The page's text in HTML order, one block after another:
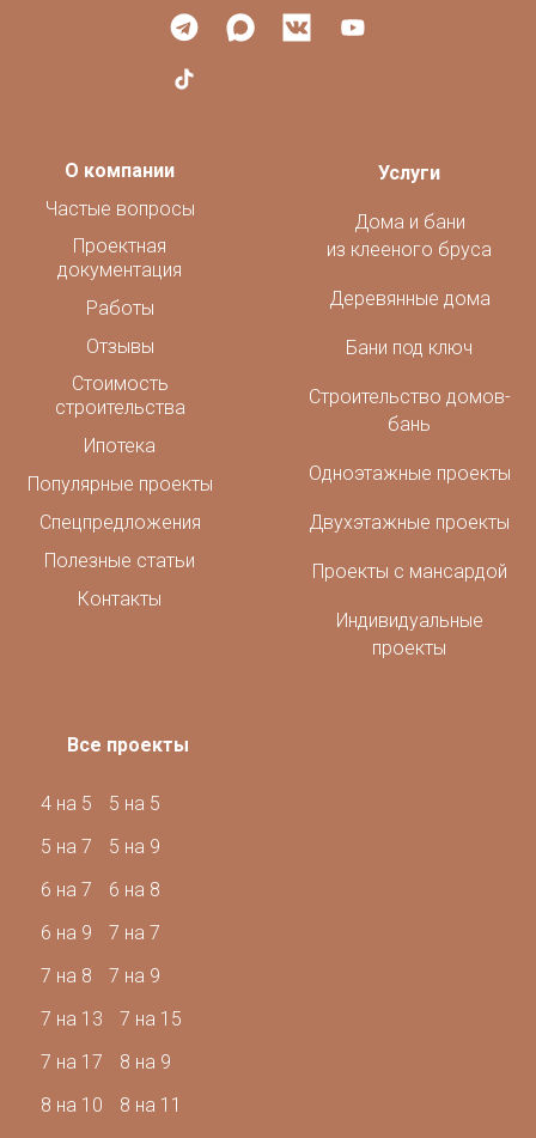
Услуги
Дома и бани
из клееного бруса
Деревянные дома
Бани под ключ
Строительство домов-
бань
Одноэтажные проекты
Двухэтажные проекты
Проекты с мансардой
Индивидуальные
проекты
О компании
Частые вопросы
Проектная
документация
Работы
Отзывы
Стоимость
строительства
Ипотека
Популярные проекты
Спецпредложения
Полезные статьи
Контакты
Все проекты
4 на 5
5 на 5
5 на 7
5 на 9
6 на 7
6 на 8
6 на 9
7 на 7
7 на 8
7 на 9
7 на 13
7 на 15
7 на 17
8 на 9
8 на 10
8 на 11